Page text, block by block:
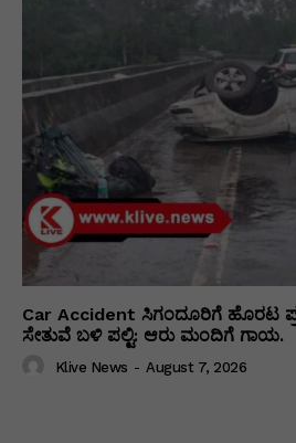
Car Accident ಸಿಗಂದೂರಿಗೆ ಹೊರಟ
ಸೇತುವೆ ಬಳಿ ಪಲ್ಟಿ: ಆರು ಮಂದಿಗೆ ಗಾಯ.
Klive News - August 7, 2026